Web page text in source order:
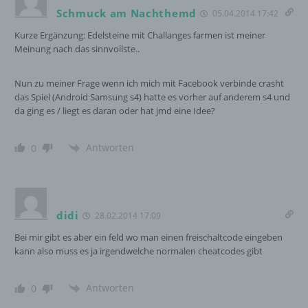
Schmuck am Nachthemd 05.04.2014 17:42
Kurze Ergänzung: Edelsteine mit Challanges farmen ist meiner
Meinung nach das sinnvollste..
Nun zu meiner Frage wenn ich mich mit Facebook verbinde crasht
das Spiel (Android Samsung s4) hatte es vorher auf anderem s4 und
da ging es / liegt es daran oder hat jmd eine Idee?
0 Antworten
didi 28.02.2014 17:09
Bei mir gibt es aber ein feld wo man einen freischaltcode eingeben
kann also muss es ja irgendwelche normalen cheatcodes gibt
0 Antworten
nicht. Behörden, die im Rahmen eines
dem Unionsrecht oder dem Recht der
Mitgliedstaaten möglicherweise
jedoch nicht als Empfänger.
und den Personen, die unter der
Verantwortlichen oder des
Auftragsverarbeiters befugt sind, die